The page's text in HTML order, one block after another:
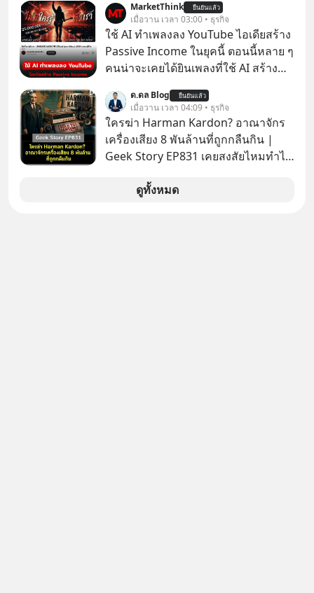
เรื่องจ้อจี้ หาคำตอบได้ที่ “ป้าเก๋าเล่ากล
โกง” EP4 ตอน “เขาบอกว่าจะได้เงิน
คืน” #ป้าเก๋าเล่ากลโกง #แก้เกมกลโกง
#อยู่อย่างยั่งยืน #Cybersecurity #เตือน
MarketThink ยืนยันแล้ว
เมื่อวาน เวลา 03:00 • ธุรกิจ
ใช้ AI ทำเพลงลง YouTube ไอเดียสร้าง
Passive Income ในยุคนี้ ตอนนี้หลาย ๆ
คนน่าจะเคยได้ยินเพลงที่ใช้ AI สร้าง
รู้ตัวเรา” จากช่องชื่อว่า UNHEARD
MUSIC ที่ตอนนี้มียอดรับชมกว่า 26
ล้านครั้งแล้ว
ด.ดล Blog ยืนยันแล้ว
เมื่อวาน เวลา 04:09 • ธุรกิจ
ใครฆ่า Harman Kardon? อาณาจักร
เครื่องเสียง 8 พันล้านที่ถูกกลืนกิน |
Geek Story EP831 เคยสงสัยไหมทำไม
กล่องมือถือ? หรือลำโพง JBL ถึงวางขาย
ดูทั้งหมด